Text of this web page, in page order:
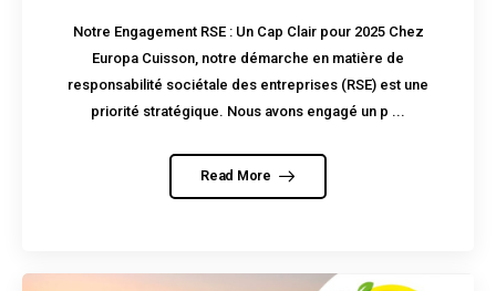
Notre Engagement RSE : Un Cap Clair pour 2025 Chez
Europa Cuisson, notre démarche en matière de
responsabilité sociétale des entreprises (RSE) est une
priorité stratégique. Nous avons engagé un p ...
Read More